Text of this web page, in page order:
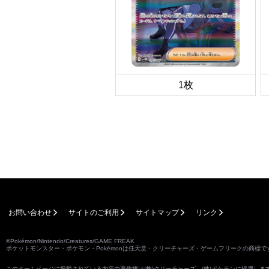
1枚
お問い合わせ サイトのご利用 サイトマップ リンク
©Pokémon/Nintendo/Creatures/GAME FREAK
ポケットモンスター・ポケモン・Pokémonは任天堂・クリーチャーズ・ゲームフリークの商標で